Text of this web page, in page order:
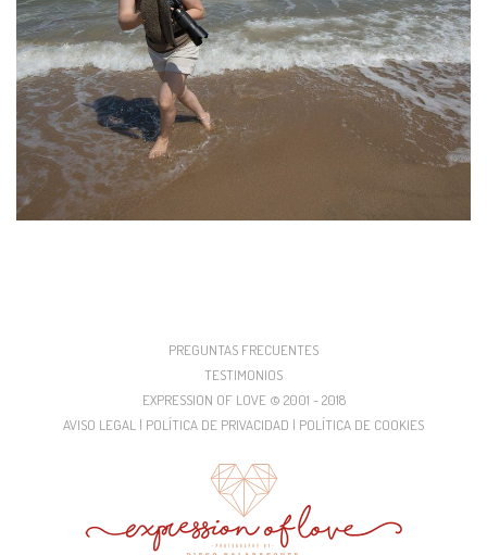
PREGUNTAS FRECUENTES
TESTIMONIOS
EXPRESSION OF LOVE © 2001 - 2018
AVISO LEGAL | POLÍTICA DE PRIVACIDAD | POLÍTICA DE COOKIES